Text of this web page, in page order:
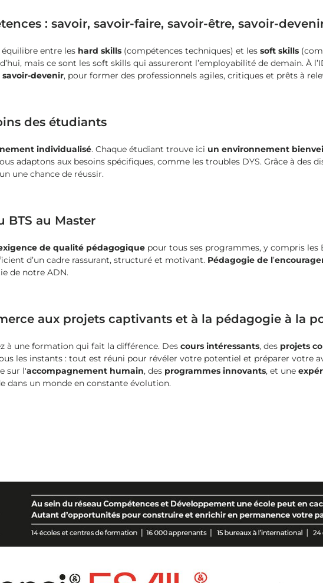
: savoir, savoir-faire, savoir-être, savoir-
entre les hard skills (compétences techniques) et les soft skills
mais ce sont les soft skills qui assureront l’employabilité de demain. À
savoir-devenir, pour former des professionnels agiles, critiques et prêts à
des étudiants
individualisé. Chaque étudiant trouve ici un environnement
adaptons aux besoins spécifiques, comme les troubles DYS. Grâce à des
une chance de réussir.
BTS au Master
de qualité pédagogique pour tous ses programmes, y compris les
d’un cadre rassurant, structuré et motivant. Pédagogie de l’
de notre ADN.
aux projets captivants et à la pédagogie à la
à une formation qui fait la différence. Des cours intéressants, des projets
les instants : tout est réuni pour révéler votre potentiel et préparer votre
sur l'accompagnement humain, des programmes innovants, et une
dans un monde en constante évolution.